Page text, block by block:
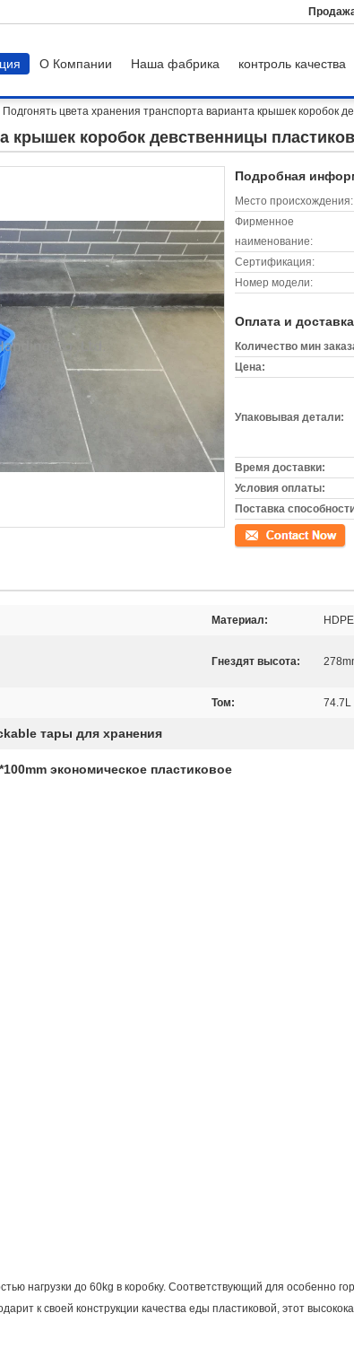
О Компании Наша фабрика контроль качества
Подгонять цвета хранения транспорта варианта крышек коробок
крышек коробок девственницы
Подробная
Место происхождения:
Фирменное
наименование:
Сертификация:
Номер модели:
Оплата и
Количество мин
Цена:
Упаковывая детали:
Время доставки:
Условия оплаты:
Поставка
контакт
Материал:
Гнездят высота:
Том: 74.7L
тары для хранения
экономическое пластиковое
нагрузки до 60kg в коробку. Соответствующий для особенно
к своей конструкции качества еды пластиковой, этот